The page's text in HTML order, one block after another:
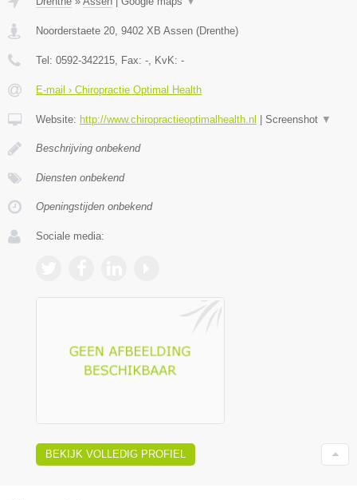
Noorderstaete 20 9402 XB Assen (Drenthe)
Tel: 0592-342215 , Fax: - , KvK: -
E-mail › Chiropractie Optimal Health
Website: http://www.chiropractieoptimalhealth.nl Screenshot ▼
Beschrijving onbekend
Diensten onbekend
Openingstijden onbekend
Sociale media:
BEKIJK VOLLEDIG PROFIEL